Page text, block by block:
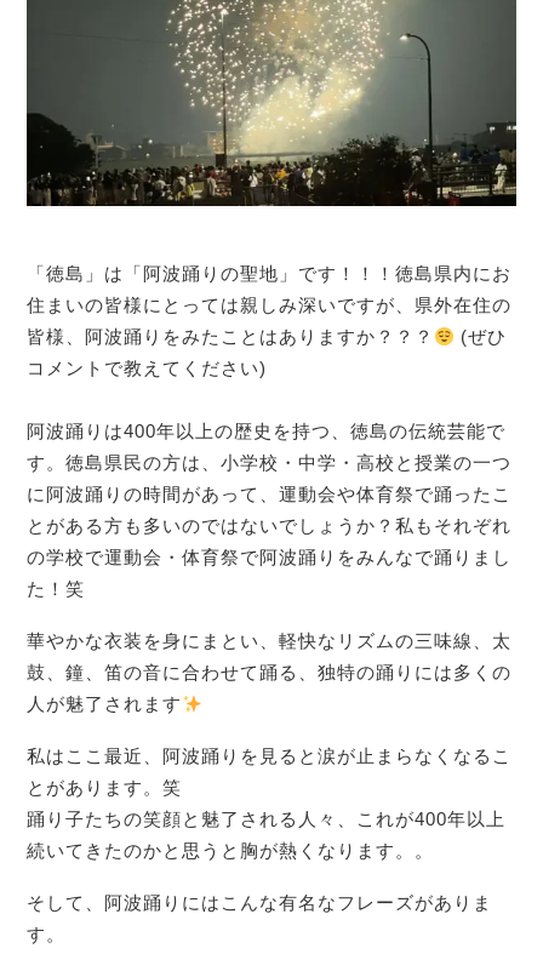
「徳島」は「阿波踊りの聖地」です！！！徳島県内にお
住まいの皆様にとっては親しみ深いですが、県外在住の
皆様、阿波踊りをみたことはありますか？？？
(ぜひ
コメントで教えてください)
阿波踊りは400年以上の歴史を持つ、徳島の伝統芸能で
す。徳島県民の方は、小学校・中学・高校と授業の一つ
に阿波踊りの時間があって、運動会や体育祭で踊ったこ
とがある方も多いのではないでしょうか？私もそれぞれ
の学校で運動会・体育祭で阿波踊りをみんなで踊りまし
た！笑
華やかな衣装を身にまとい、軽快なリズムの三味線、太
鼓、鐘、笛の音に合わせて踊る、独特の踊りには多くの
人が魅了されます
私はここ最近、阿波踊りを見ると涙が止まらなくなるこ
とがあります。笑
踊り子たちの笑顔と魅了される人々、これが400年以上
続いてきたのかと思うと胸が熱くなります。。
そして、阿波踊りにはこんな有名なフレーズがありま
す。